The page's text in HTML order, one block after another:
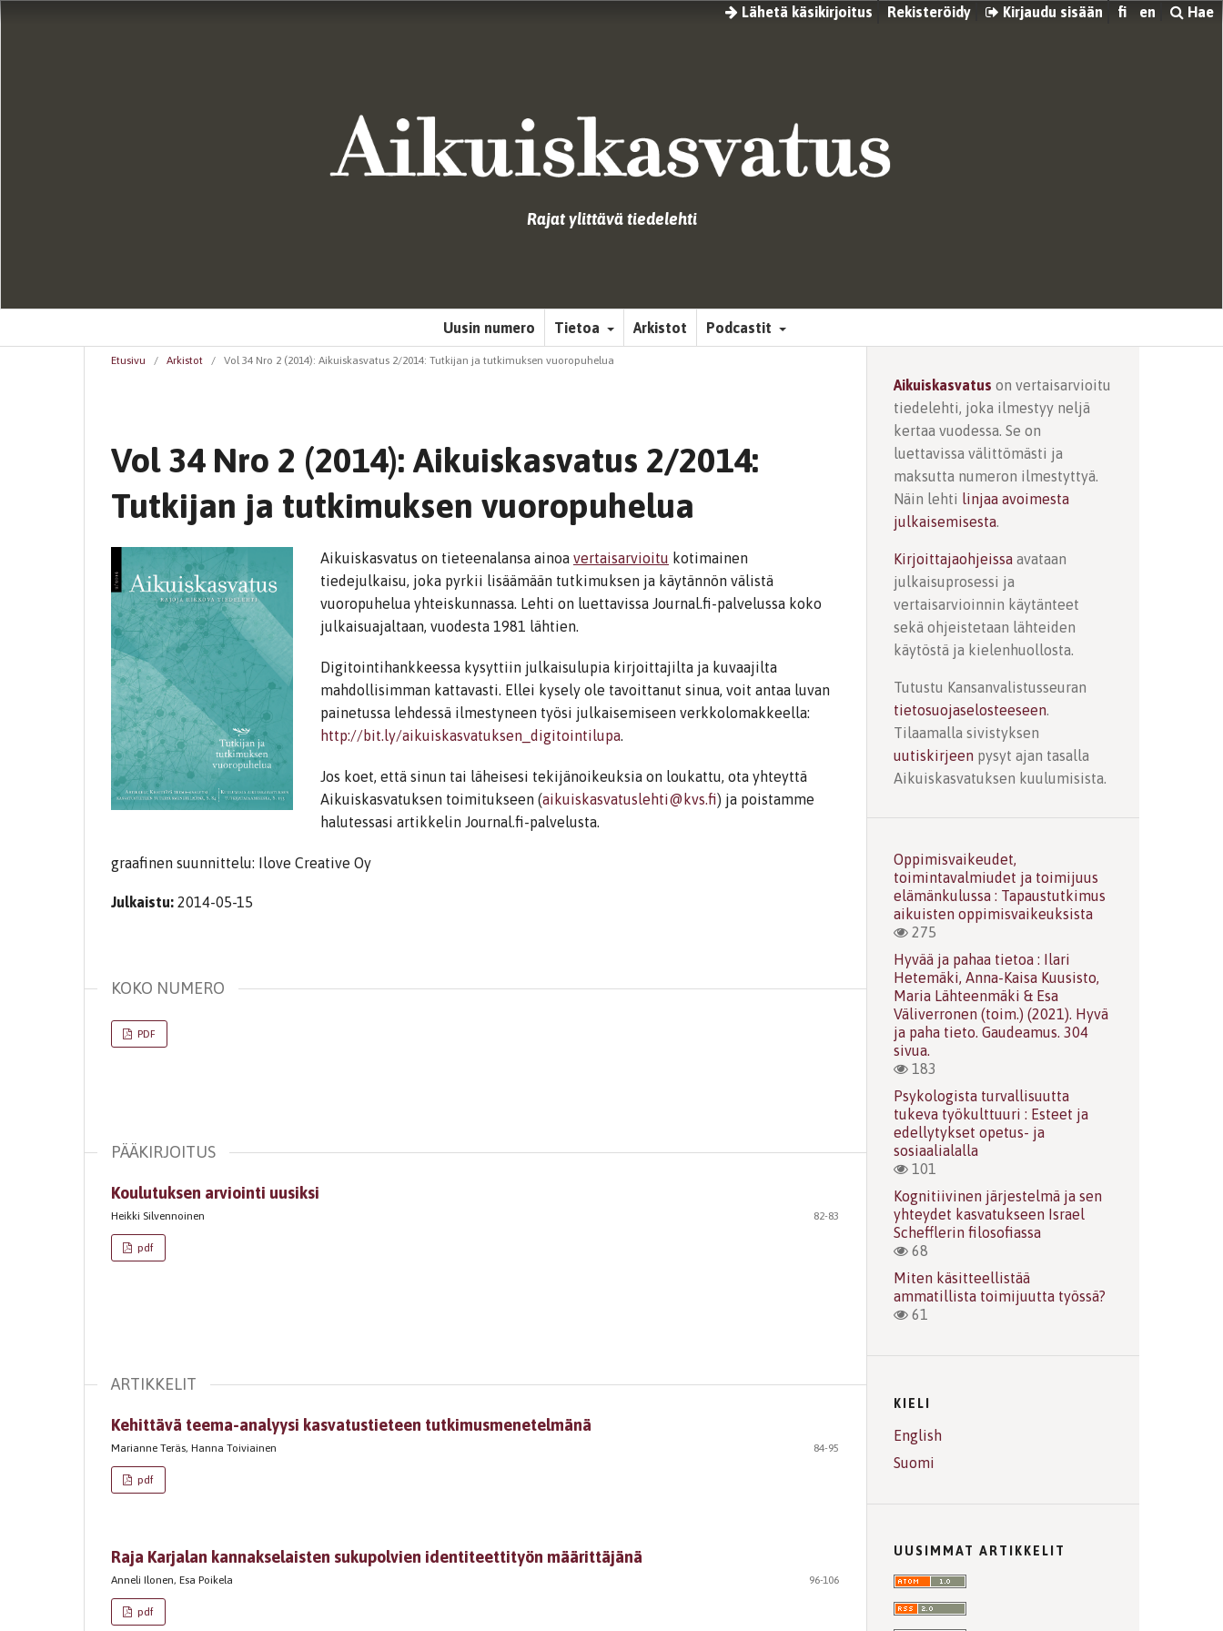
Lähetä käsikirjoitus Rekisteröidy Kirjaudu sisään fi en Hae
Rajat ylittävä tiedelehti
Uusin numero Tietoa Arkistot Podcastit
Etusivu / Arkistot / Vol 34 Nro 2 (2014): Aikuiskasvatus 2/2014: Tutkijan ja tutkimuksen vuoropuhelua
Vol 34 Nro 2 (2014): Aikuiskasvatus 2/2014:
Tutkijan ja tutkimuksen vuoropuhelua
Aikuiskasvatus on tieteenalansa ainoa vertaisarvioitu kotimainen
tiedejulkaisu, joka pyrkii lisäämään tutkimuksen ja käytännön välistä
vuoropuhelua yhteiskunnassa. Lehti on luettavissa Journal.fi-palvelussa koko
julkaisuajaltaan, vuodesta 1981 lähtien.
Digitointihankkeessa kysyttiin julkaisulupia kirjoittajilta ja kuvaajilta
mahdollisimman kattavasti. Ellei kysely ole tavoittanut sinua, voit antaa luvan
painetussa lehdessä ilmestyneen työsi julkaisemiseen verkkolomakkeella:
http://bit.ly/aikuiskasvatuksen_digitointilupa.
Jos koet, että sinun tai läheisesi tekijänoikeuksia on loukattu, ota yhteyttä
Aikuiskasvatuksen toimitukseen (aikuiskasvatuslehti@kvs.fi) ja poistamme
halutessasi artikkelin Journal.fi-palvelusta.
graafinen suunnittelu: Ilove Creative Oy
Julkaistu: 2014-05-15
KOKO NUMERO
PDF
PÄÄKIRJOITUS
Koulutuksen arviointi uusiksi
Heikki Silvennoinen 82-83
pdf
ARTIKKELIT
Kehittävä teema-analyysi kasvatustieteen tutkimusmenetelmänä
Marianne Teräs, Hanna Toiviainen 84-95
pdf
Raja Karjalan kannakselaisten sukupolvien identiteettityön määrittäjänä
Anneli Ilonen, Esa Poikela 96-106
pdf
Aikuiskasvatus on vertaisarvioitu
tiedelehti, joka ilmestyy neljä
kertaa vuodessa. Se on
luettavissa välittömästi ja
maksutta numeron ilmestyttyä.
Näin lehti linjaa avoimesta
julkaisemisesta.
Kirjoittajaohjeissa avataan
julkaisuprosessi ja
vertaisarvioinnin käytänteet
sekä ohjeistetaan lähteiden
käytöstä ja kielenhuollosta.
Tutustu Kansanvalistusseuran
tietosuojaselosteeseen.
Tilaamalla sivistyksen
uutiskirjeen pysyt ajan tasalla
Aikuiskasvatuksen kuulumisista.
Oppimisvaikeudet,
toimintavalmiudet ja toimijuus
elämänkulussa : Tapaustutkimus
aikuisten oppimisvaikeuksista
275
Hyvää ja pahaa tietoa : Ilari
Hetemäki, Anna-Kaisa Kuusisto,
Maria Lähteenmäki & Esa
Väliverronen (toim.) (2021). Hyvä
ja paha tieto. Gaudeamus. 304
sivua.
183
Psykologista turvallisuutta
tukeva työkulttuuri : Esteet ja
edellytykset opetus- ja
sosiaalialalla
101
Kognitiivinen järjestelmä ja sen
yhteydet kasvatukseen Israel
Schefflerin filosofiassa
68
Miten käsitteellistää
ammatillista toimijuutta työssä?
61
KIELI
English
Suomi
UUSIMMAT ARTIKKELIT